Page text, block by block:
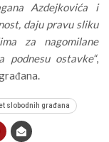
Azdejkovića i
daju pravu sliku
za nagomilane
ostavke“,
slobodnih građana